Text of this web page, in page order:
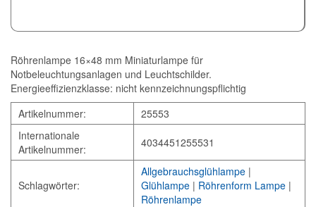
Röhrenlampe 16×48 mm Miniaturlampe für
Notbeleuchtungsanlagen und Leuchtschilder.
Energieeffizienzklasse: nicht kennzeichnungspflichtig
Artikelnummer:
25553
Internationale
Artikelnummer:
4034451255531
Schlagwörter:
Allgebrauchsglühlampe |
Glühlampe | Röhrenform Lampe |
Röhrenlampe